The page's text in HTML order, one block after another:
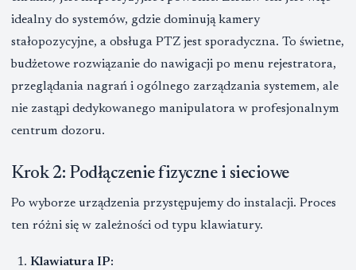
idealny do systemów, gdzie dominują kamery
stałopozycyjne, a obsługa PTZ jest sporadyczna. To świetne,
budżetowe rozwiązanie do nawigacji po menu rejestratora,
przeglądania nagrań i ogólnego zarządzania systemem, ale
nie zastąpi dedykowanego manipulatora w profesjonalnym
centrum dozoru.
Krok 2: Podłączenie fizyczne i sieciowe
Po wyborze urządzenia przystępujemy do instalacji. Proces
ten różni się w zależności od typu klawiatury.
Klawiatura IP: